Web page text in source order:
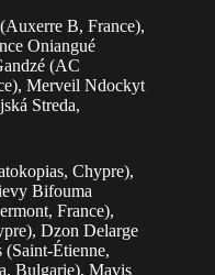
B, France),
Oniangué
(AC
Merveil Ndockyt
Streda,
Chypre),
Bifouma
France),
Dzon Delarge
Étienne,
Bulgarie), Mavis